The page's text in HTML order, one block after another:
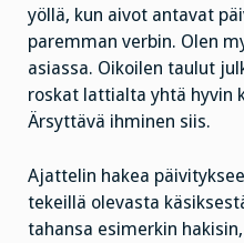
yöllä, kun aivot antavat
paremman verbin. Olen
asiassa. Oikoilen taulut
roskat lattialta yhtä hyvin
Ärsyttävä ihminen siis.
Ajattelin hakea
tekeillä olevasta
tahansa esimerkin